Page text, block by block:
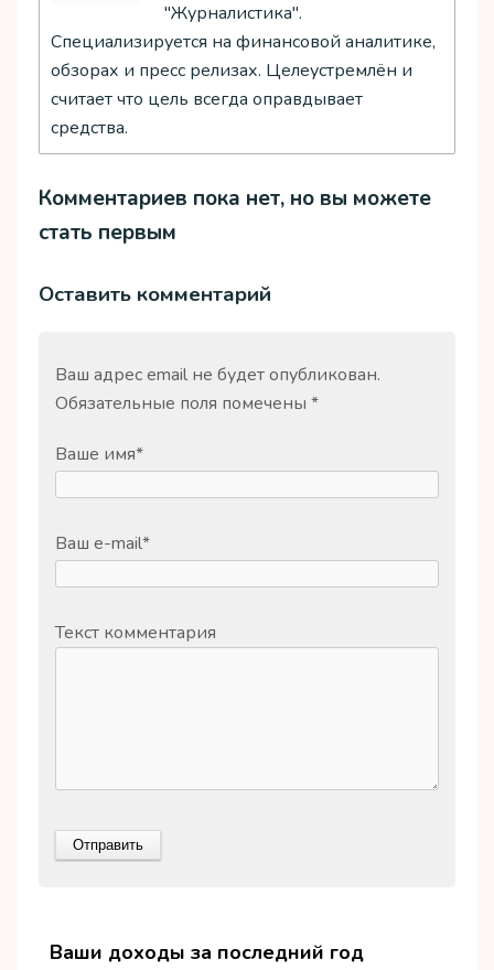
"Журналистика".
Специализируется на финансовой аналитике,
обзорах и пресс релизах. Целеустремлён и
считает что цель всегда оправдывает
средства.
Комментариев пока нет, но вы можете
стать первым
Оставить комментарий
Ваш адрес email не будет опубликован.
Обязательные поля помечены *
Ваше имя*
Ваш e-mail*
Текст комментария
Ваши доходы за последний год